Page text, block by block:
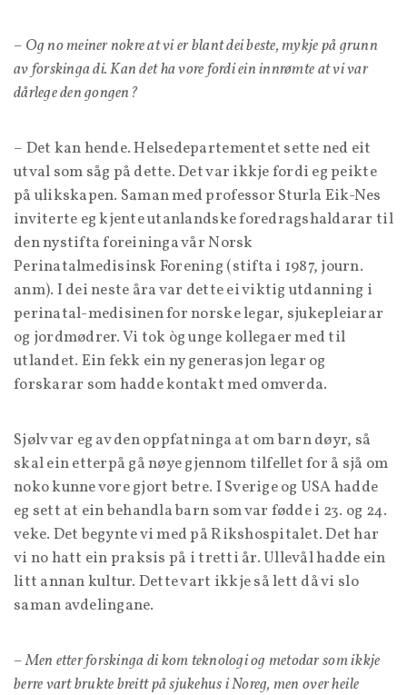
– Og no meiner nokre at vi er blant dei beste, mykje på grunn
av forskinga di. Kan det ha vore fordi ein innrømte at vi var
dårlege den gongen?
– Det kan hende. Helsedepartementet sette ned eit
utval som såg på dette. Det var ikkje fordi eg peikte
på ulikskapen. Saman med professor Sturla Eik-Nes
inviterte eg kjente utanlandske foredragshaldarar til
den nystifta foreininga vår Norsk
Perinatalmedisinsk Forening (stifta i 1987, journ.
anm). I dei neste åra var dette ei viktig utdanning i
perinatal-medisinen for norske legar, sjukepleiarar
og jordmødrer. Vi tok òg unge kollegaer med til
utlandet. Ein fekk ein ny generasjon legar og
forskarar som hadde kontakt med omverda.
Sjølv var eg av den oppfatninga at om barn døyr, så
skal ein etterpå gå nøye gjennom tilfellet for å sjå om
noko kunne vore gjort betre. I Sverige og USA hadde
eg sett at ein behandla barn som var fødde i 23. og 24.
veke. Det begynte vi med på Rikshospitalet. Det har
vi no hatt ein praksis på i tretti år. Ullevål hadde ein
litt annan kultur. Dette vart ikkje så lett då vi slo
saman avdelingane.
– Men etter forskinga di kom teknologi og metodar som ikkje
berre vart brukte breitt på sjukehus i Noreg, men over heile